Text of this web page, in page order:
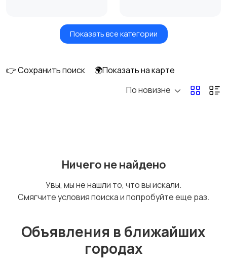
Отопление и
Ручные инструменты
водоснабжение
ы
Показать все категории
👉 Сохранить поиск
🌍Показать на карте
По новизне
Ничего не найдено
Увы, мы не нашли то, что вы искали.
Смягчите условия поиска и попробуйте еще раз.
Объявления в ближайших
городах